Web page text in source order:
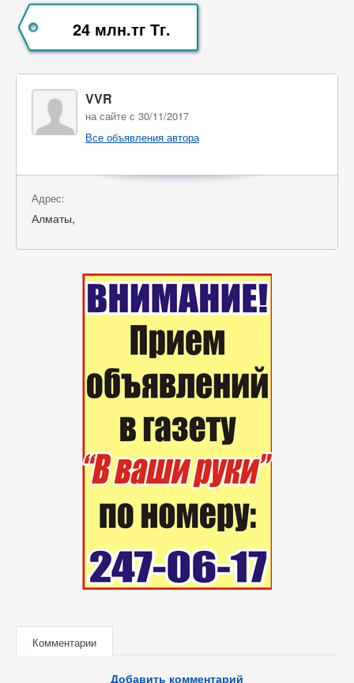
24 млн.тг Тг.
VVR
на сайте с 30/11/2017
Все объявления автора
Адрес:
Алматы,
Комментарии
Добавить комментарий